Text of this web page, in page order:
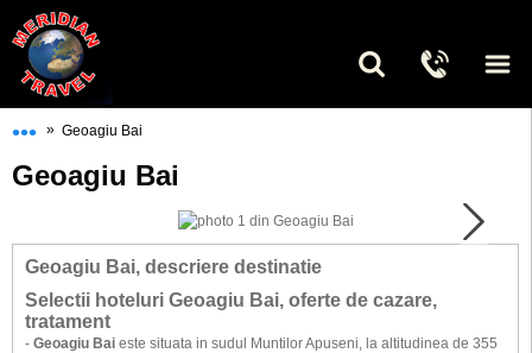
••• » Geoagiu Bai
Geoagiu Bai
Geoagiu Bai, descriere destinatie
Selectii hoteluri Geoagiu Bai, oferte de cazare,
tratament
- Geoagiu Bai este situata in sudul Muntilor Apuseni, la altitudinea de 355